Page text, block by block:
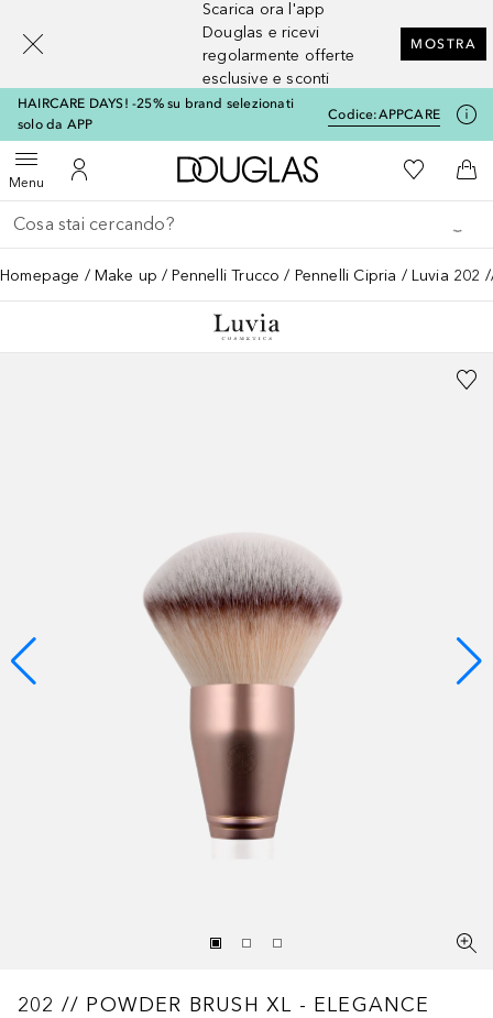
Scarica ora l'app
Douglas e ricevi
regolarmente offerte
esclusive e sconti
MOSTRA
HAIRCARE DAYS! -25% su brand selezionati
solo da APP
Codice:APPCARE
MenuApri menuAl Mio Account
A Douglas HomeAlla Mia
Al
Torna indietro
Esegui ricerca
Homepage Make up Pennelli Trucco Pennelli Cipria Luvia 202
202 // POWDER BRUSH XL - ELEGANCE
[navigation.slideout.screenreader]